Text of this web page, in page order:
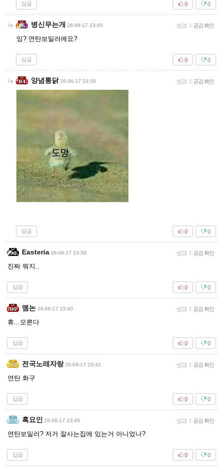
답글 0
0
병신무는개 26-06-17 23:45 신고 | 공감 확인
잉? 연탄보일러에요?
답글 0
0
양념통닭 26-06-17 23:50 신고 | 공감 확인
답글 0
0
Easteria 26-06-17 23:39 신고 | 공감 확인
진짜 뭐지..
답글 0
0
멤논 26-06-17 23:40 신고 | 공감 확인
휴...모른다
답글 0
0
전국노래자랑 26-06-17 23:42 신고 | 공감 확인
연탄 화구
답글 0
0
흑요인 26-06-17 23:45 신고 | 공감 확인
연탄보일러? 저거 잘사는집에 있는거 아니었나?
답글 0
0